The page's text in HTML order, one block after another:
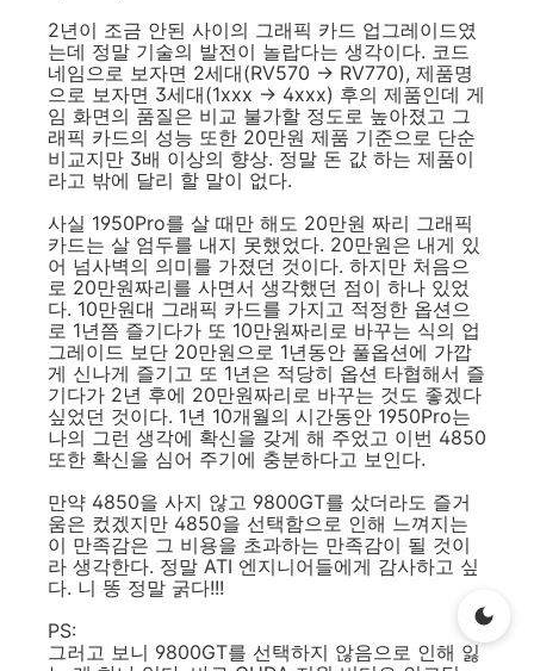
2년이 조금 안된 사이의 그래픽 카드 업그레이드였
는데 정말 기술의 발전이 놀랍다는 생각이다. 코드
네임으로 보자면 2세대(RV570 -> RV770), 제품명
으로 보자면 3세대(1xxx -> 4xxx) 후의 제품인데 게
임 화면의 품질은 비교 불가할 정도로 높아졌고 그
래픽 카드의 성능 또한 20만원 제품 기준으로 단순
비교지만 3배 이상의 향상. 정말 돈 값 하는 제품이
라고 밖에 달리 할 말이 없다.
사실 1950Pro를 살 때만 해도 20만원 짜리 그래픽
카드는 살 엄두를 내지 못했었다. 20만원은 내게 있
어 넘사벽의 의미를 가졌던 것이다. 하지만 처음으
로 20만원짜리를 사면서 생각했던 점이 하나 있었
다. 10만원대 그래픽 카드를 가지고 적정한 옵션으
로 1년쯤 즐기다가 또 10만원짜리로 바꾸는 식의 업
그레이드 보단 20만원으로 1년동안 풀옵션에 가깝
게 신나게 즐기고 또 1년은 적당히 옵션 타협해서 즐
기다가 2년 후에 20만원짜리로 바꾸는 것도 좋겠다
싶었던 것이다. 1년 10개월의 시간동안 1950Pro는
나의 그런 생각에 확신을 갖게 해 주었고 이번 4850
또한 확신을 심어 주기에 충분하다고 보인다.
만약 4850을 사지 않고 9800GT를 샀더라도 즐거
움은 컸겠지만 4850을 선택함으로 인해 느껴지는
이 만족감은 그 비용을 초과하는 만족감이 될 것이
라 생각한다. 정말 ATI 엔지니어들에게 감사하고 싶
다. 니 똥 정말 굵다!!!
PS:
그러고 보니 9800GT를 선택하지 않음으로 인해 잃